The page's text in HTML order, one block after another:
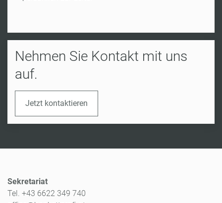
Nehmen Sie Kontakt mit uns
auf.
Jetzt kontaktieren
Sekretariat
Tel. +43 6622 349 740